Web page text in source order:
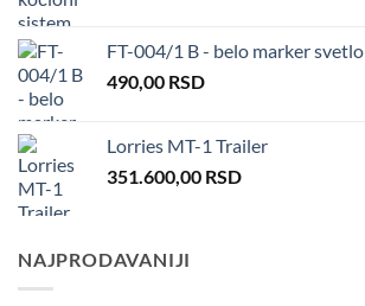
FT-004/1 B - belo marker svetlo
490,00 RSD
Lorries MT-1 Trailer
351.600,00 RSD
NAJPRODAVANIJI